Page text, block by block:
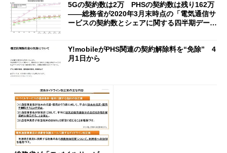
5Gの契約数は2万 PHSの契約数は残り162万
――総務省が2020年3月末時点の「電気通信サ
ービスの契約数とシェアに関する四半期デー
Y!mobileがPHS関連の契約解除料を“免除” 4
月1日から